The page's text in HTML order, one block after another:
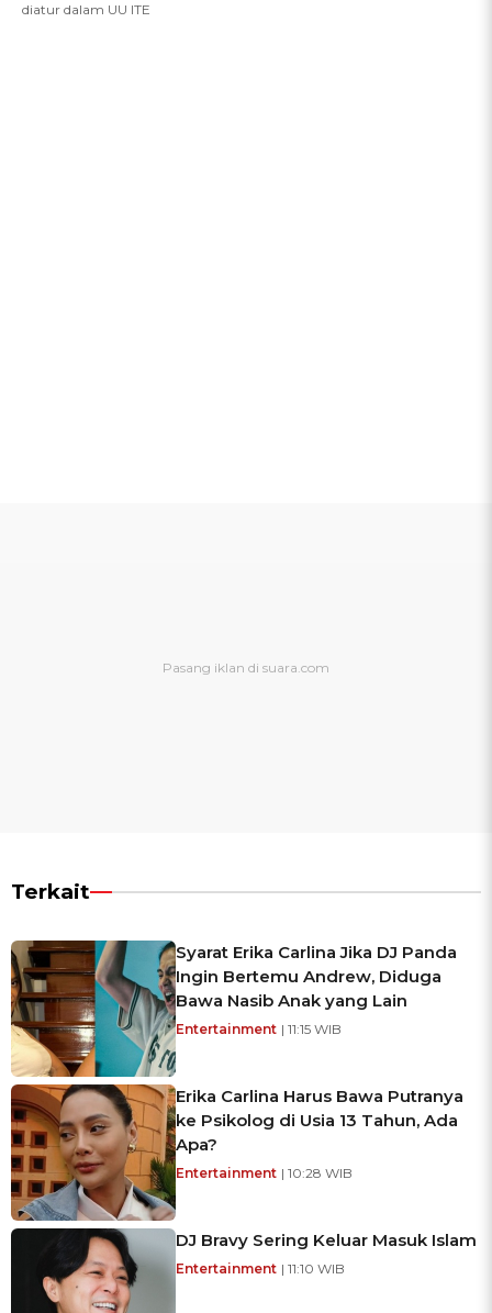
diatur dalam UU ITE
Terkait
Syarat Erika Carlina Jika DJ Panda
Ingin Bertemu Andrew, Diduga
Bawa Nasib Anak yang Lain
Entertainment | 11:15 WIB
Erika Carlina Harus Bawa Putranya
ke Psikolog di Usia 13 Tahun, Ada
Apa?
Entertainment | 10:28 WIB
DJ Bravy Sering Keluar Masuk Islam
Entertainment | 11:10 WIB